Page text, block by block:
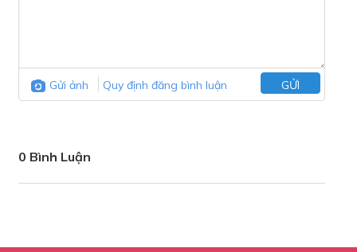
Gửi ảnh Quy định đăng bình luận GỬI
0 Bình Luận